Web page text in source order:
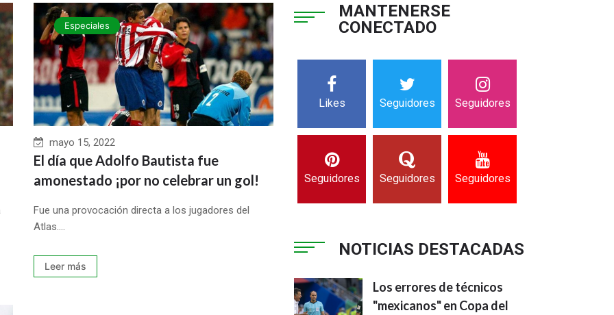
Especiales
mayo 15, 2022
El día que Adolfo Bautista fue
amonestado ¡por no celebrar un gol!
Fue una provocación directa a los jugadores del
Atlas....
Leer más
MANTENERSE
CONECTADO
Likes Seguidores Seguidores
Seguidores Seguidores Seguidores
NOTICIAS DESTACADAS
Los errores de técnicos
"mexicanos" en Copa del